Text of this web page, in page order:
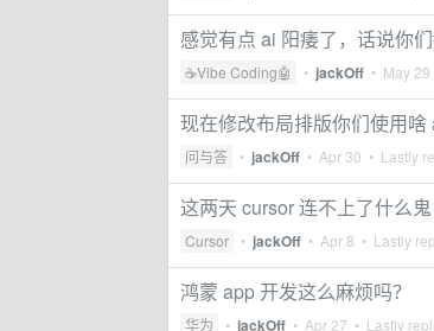
感觉有点 ai 阳痿了，话说你
☕Vibe Coding🤖 • jackOff • May 29
现在修改布局排版你们使用啥
问与答 • jackOff • Apr 30 • Lastly
这两天 cursor 连不上了什么鬼
Cursor • jackOff • Apr 8 • Lastly
鸿蒙 app 开发这么麻烦吗？
华为 • jackOff • Apr 27 • Lastly